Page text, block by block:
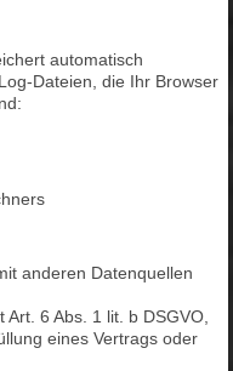
automatisch
Dateien, die Ihr Browser
anderen Datenquellen
6 Abs. 1 lit. b DSGVO,
eines Vertrags oder